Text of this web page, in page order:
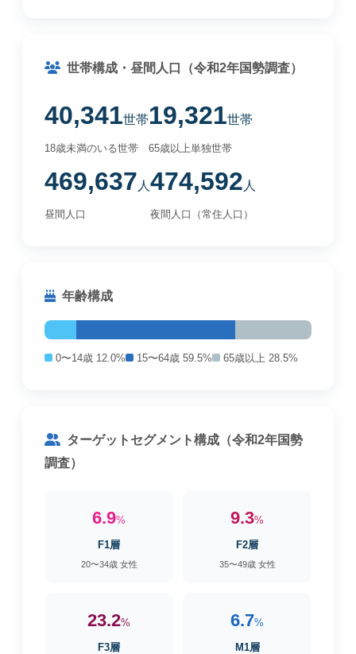
世帯構成・昼間人口（令和2年国勢調査）
40,341世帯
18歳未満のいる世帯
19,321世帯
65歳以上単独世帯
469,637 人
昼間人口
474,592 人
夜間人口（常住人口）
年齢構成
0〜14歳 12.0% 15〜64歳 59.5% 65歳以上 28.5%
ターゲットセグメント構成（令和2年国勢
調査）
6.9%
F1層
20〜34歳 女性
9.3%
F2層
35〜49歳 女性
23.2%
F3層
6.7%
M1層